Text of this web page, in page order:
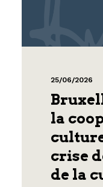
25/06/2026
la
crise
de la